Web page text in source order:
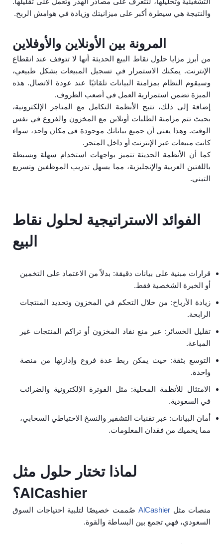
والنتيجة هي سيطرة أكبر على ميزانيتك وزيادة في هوامش الربح.
المرونة بين الأونلاين والأوفلاين
من أبرز مزايا حلول نقاط البيع الحديثة أنها لا تتوقف عند انقطاع
الإنترنت. يمكنك الاستمرار في تسجيل المبيعات بشكل طبيعي،
وسيقوم النظام بمزامنة البيانات تلقائيًا عند عودة الاتصال. هذه
الميزة تضمن استمرارية العمل في أصعب الظروف.
إضافة إلى ذلك، تتيح الأنظمة التكامل مع المتاجر الإلكترونية،
بحيث تتم مزامنة الطلبات أونلاين مع المخزون والفروع في نفس
الوقت. وهذا يعني أن جميع بياناتك موجودة في مكان واحد، سواء
كانت مبيعات عبر الإنترنت أو داخل المتجر.
كما أن الأنظمة الحديثة تتميز بواجهات استخدام سهلة وبسيطة
باللغتين العربية والإنجليزية، مما يسهل تدريب الموظفين وتسريع
التبني.
الفوائد الاستراتيجية لحلول نقاط
البيع
قرارات مبنية على بيانات دقيقة: بدلاً من الاعتماد على التخمين
أو الخبرة الشخصية فقط.
زيادة الأرباح: من خلال التحكم في المخزون وتحديد المنتجات
الرابحة.
تقليل الخسائر: عبر منع نفاد المخزون أو تراكم المنتجات غير
المباعة.
التوسع بثقة: حيث يمكن ربط عدة فروع وإدارتها من منصة
واحدة.
الامتثال للأنظمة المحلية: مثل الفوترة الإلكترونية والضرائب
في السعودية.
أمان البيانات: عبر تقنيات التشفير والنسخ الاحتياطي السحابي،
مما يحميك من فقدان المعلومات.
لماذا تختار حلول مثل
AlCashier؟
منصات مثلAlCashier صُممت خصيصًا لتلبية احتياجات السوق
السعودي، فهي تجمع بين البساطة والقوة.